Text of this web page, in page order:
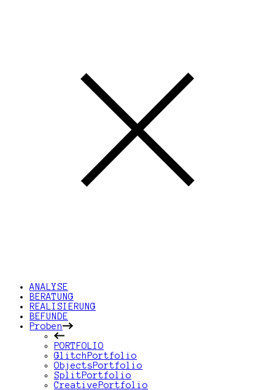
ANALYSE
BERATUNG
REALISIERUNG
BEFUNDE
Proben
PORTFOLIO
GlitchPortfolio
ObjectsPortfolio
SplitPortfolio
CreativePortfolio